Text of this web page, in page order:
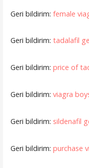
Geri bildirim: female
Geri bildirim: tadalafil
Geri bildirim: price of
Geri bildirim: viagra
Geri bildirim: sildenafil
Geri bildirim: purchase